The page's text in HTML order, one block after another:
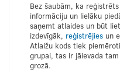
Bez šaubām, ka
informāciju un lielāku
saņemt atlaides un būt
izdevīgāk, reģistrējies un
Atlaižu kods tiek
grupai, tas ir jāievada
grozā.